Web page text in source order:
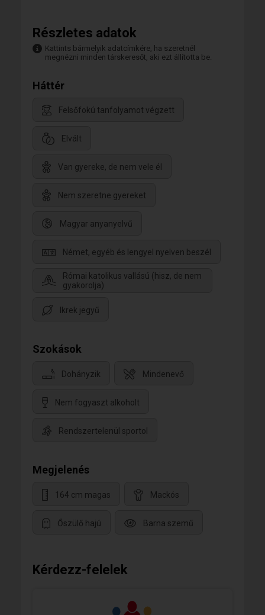
Részletes adatok
Kattints bármelyik adatcímkére, ha szeretnél
megnézni minden társkeresőt, aki ezt állította be.
Háttér
Felsőfokú tanfolyamot végzett
Elvált
Van gyereke, de nem vele él
Nem szeretne gyereket
Magyar anyanyelvű
Német, egyéb és lengyel nyelven beszél
Római katolikus vallású (hisz, de nem
gyakorolja)
Ikrek jegyű
Szokások
Dohányzik Mindenevő
Nem fogyaszt alkoholt
Rendszertelenül sportol
Megjelenés
164 cm magas Mackós
Őszülő hajú Barna szemű
Kérdezz-felelek